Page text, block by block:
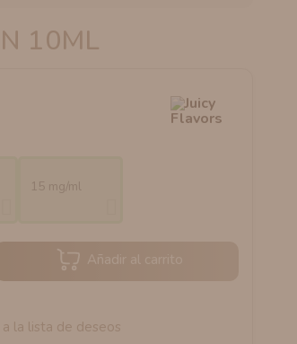
10ML
15 mg/ml
Añadir al carrito
la lista de deseos